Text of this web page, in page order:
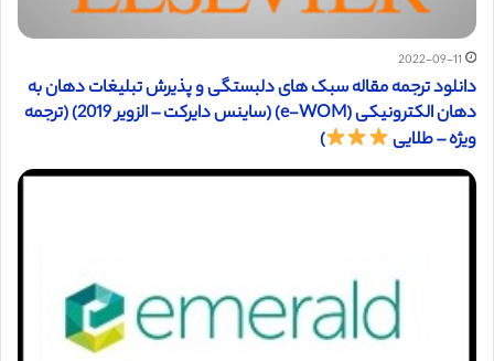
2022-09-11
دانلود ترجمه مقاله سبک های دلبستگی و پذیرش تبلیغات دهان به
دهان الکترونیکی (e-WOM) (ساینس دایرکت – الزویر 2019) (ترجمه
ویژه – طلایی
)